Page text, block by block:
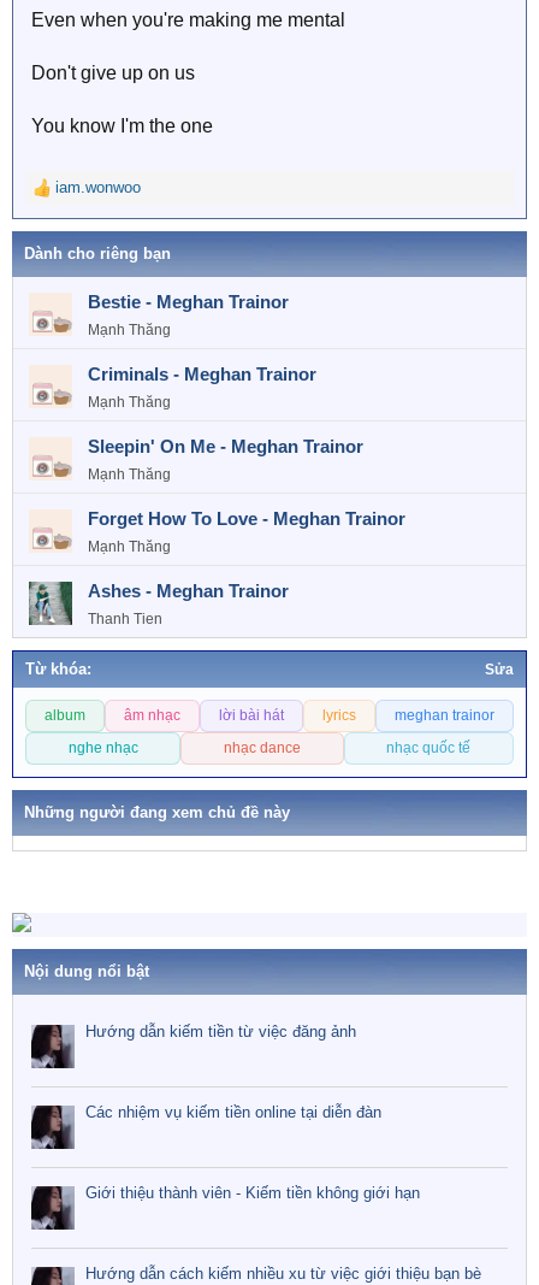
Even when you're making me mental
Don't give up on us
You know I'm the one
R
e
c
t
o
n
s
:
iam.wonwoo
Dành cho riêng bạn
Bestie - Meghan Trainor
Mạnh Thăng
Criminals - Meghan Trainor
Mạnh Thăng
Sleepin' On Me - Meghan Trainor
Mạnh Thăng
Forget How To Love - Meghan Trainor
Mạnh Thăng
Ashes - Meghan Trainor
Thanh Tien
Từ khóa: Sửa
h
album âm nhạc lời bài hát lyrics
meghan trainor
nghe nhạc
nhạc dance nhạc quốc tế
Những người đang xem chủ đề này
Nội dung nổi bật
Hướng dẫn kiếm tiền từ việc đăng ảnh
Các nhiệm vụ kiếm tiền online tại diễn đàn
Giới thiệu thành viên - Kiếm tiền không giới hạn
Hướng dẫn cách kiếm nhiều xu từ việc giới thiệu bạn bè